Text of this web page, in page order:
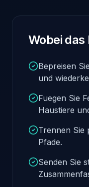
Wobei
Bepreisen
und
Fuegen Sie
Haustiere
Trennen Sie
Pfade.
Senden Sie